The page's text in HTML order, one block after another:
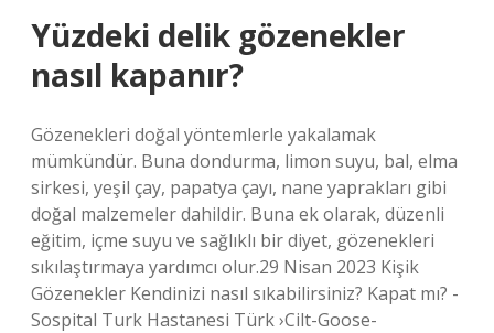
Yüzdeki delik gözenekler
nasıl kapanır?
Gözenekleri doğal yöntemlerle yakalamak
mümkündür. Buna dondurma, limon suyu, bal, elma
sirkesi, yeşil çay, papatya çayı, nane yaprakları gibi
doğal malzemeler dahildir. Buna ek olarak, düzenli
eğitim, içme suyu ve sağlıklı bir diyet, gözenekleri
sıkılaştırmaya yardımcı olur.29 Nisan 2023 Kişik
Gözenekler Kendinizi nasıl sıkabilirsiniz? Kapat mı? -
Sospital Turk Hastanesi Türk ›Cilt-Goose-